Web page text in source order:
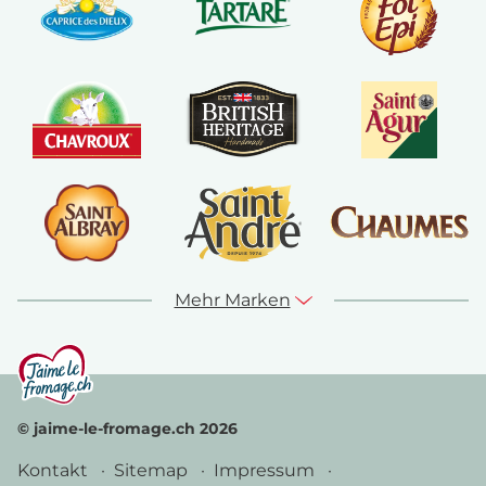
Mehr Marken
© jaime-le-fromage.ch 2026
Kontakt Sitemap
Impressum